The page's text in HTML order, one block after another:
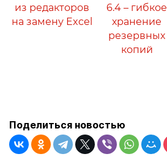
из редакторов
на замену Excel
6.4 – гибкое
хранение
резервных
копий
Поделиться новостью